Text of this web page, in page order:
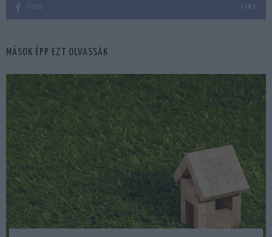
Fans LIKE
MÁSOK ÉPP EZT OLVASSÁK